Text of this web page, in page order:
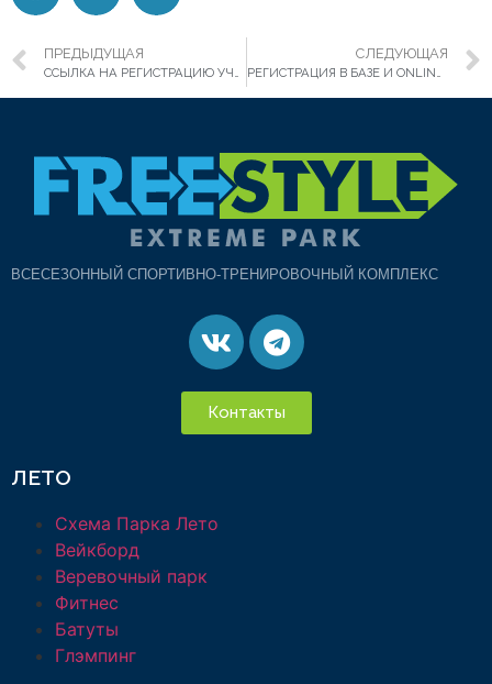
ПРЕДЫДУЩАЯ
ССЫЛКА НА РЕГИСТРАЦИЮ УЧАСТНИКОВ FWP SUP FEST 22
СЛЕДУЮЩАЯ
РЕГИСТРАЦИЯ В БАЗЕ И ONLINE БРОНЬ
ВСЕСЕЗОННЫЙ СПОРТИВНО-ТРЕНИРОВОЧНЫЙ КОМПЛЕКС
Контакты
ЛЕТО
Схема Парка Лето
Вейкборд
Веревочный парк
Фитнес
Батуты
Глэмпинг